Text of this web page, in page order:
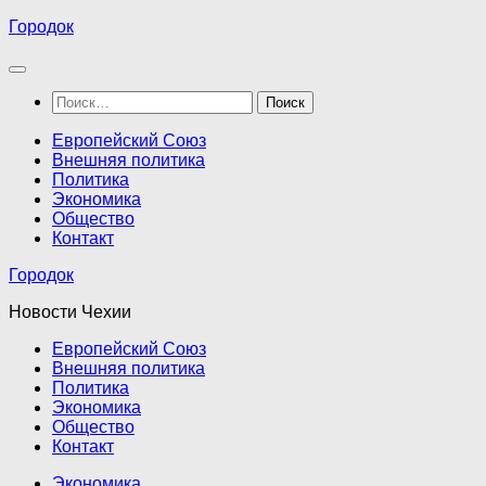
Перейти
содержимому
Городок
Найти:
Европейский Союз
Внешняя политика
Политика
Экономика
Общество
Контакт
Городок
Новости Чехии
Европейский Союз
Внешняя политика
Политика
Экономика
Общество
Контакт